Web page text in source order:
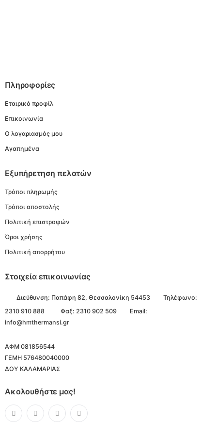
Πληροφορίες
Εταιρικό προφίλ
Επικοινωνία
Ο λογαριασμός μου
Αγαπημένα
Εξυπήρετηση πελατών
Τρόποι πληρωμής
Τρόποι αποστολής
Πολιτική επιστροφών
Όροι χρήσης
Πολιτική απορρήτου
Στοιχεία επικοινωνίας
Διεύθυνση: Παπάφη 82, Θεσσαλονίκη 54453
Τηλέφωνο:
2310 910 888
Φαξ: 2310 902 509
Email:
info@hmthermansi.gr
ΑΦΜ 081856544
ΓΕΜΗ 576480040000
ΔΟΥ ΚΑΛΑΜΑΡΙΑΣ
Ακολουθήστε μας!